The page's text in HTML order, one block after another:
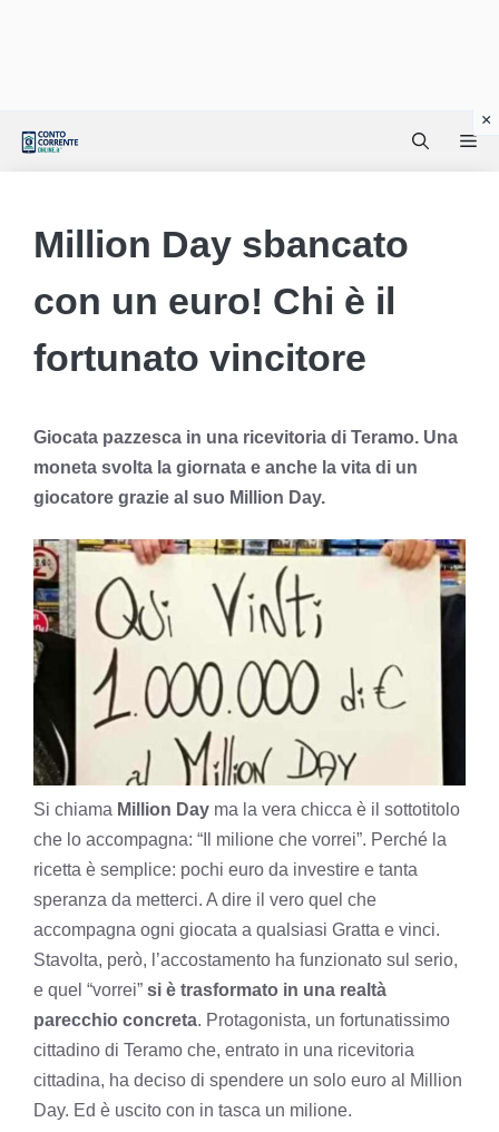
Million Day sbancato
con un euro! Chi è il
fortunato vincitore
Giocata pazzesca in una ricevitoria di Teramo. Una
moneta svolta la giornata e anche la vita di un
giocatore grazie al suo Million Day.
Si chiama Million Day ma la vera chicca è il sottotitolo
che lo accompagna: “Il milione che vorrei”. Perché la
ricetta è semplice: pochi euro da investire e tanta
speranza da metterci. A dire il vero quel che
accompagna ogni giocata a qualsiasi Gratta e vinci.
Stavolta, però, l’accostamento ha funzionato sul serio,
e quel “vorrei” si è trasformato in una realtà
parecchio concreta. Protagonista, un fortunatissimo
cittadino di Teramo che, entrato in una ricevitoria
cittadina, ha deciso di spendere un solo euro al Million
Day. Ed è uscito con in tasca un milione.